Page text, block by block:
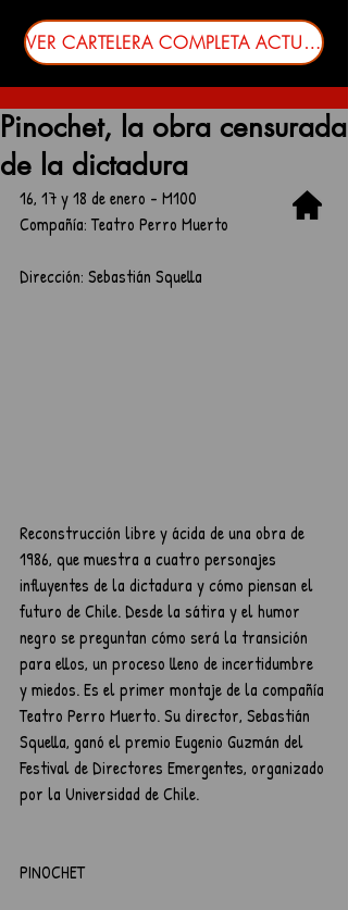
VER CARTELERA COMPLETA ACTUALIZADA
Pinochet, la obra censurada
de la dictadura
16, 17 y 18 de enero - M100
Compañía: Teatro Perro Muerto
Dirección: Sebastián Squella
Reconstrucción libre y ácida de una obra de
1986, que muestra a cuatro personajes
influyentes de la dictadura y cómo piensan el
futuro de Chile. Desde la sátira y el humor
negro se preguntan cómo será la transición
para ellos, un proceso lleno de incertidumbre
y miedos. Es el primer montaje de la compañía
Teatro Perro Muerto. Su director, Sebastián
Squella, ganó el premio Eugenio Guzmán del
Festival de Directores Emergentes, organizado
por la Universidad de Chile.
PINOCHET